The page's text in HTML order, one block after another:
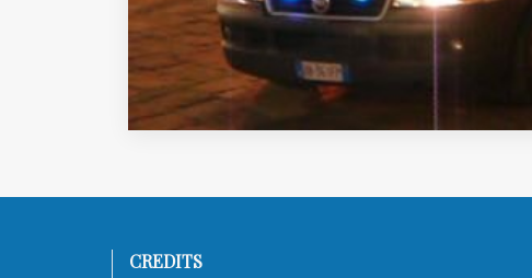
CREDITS